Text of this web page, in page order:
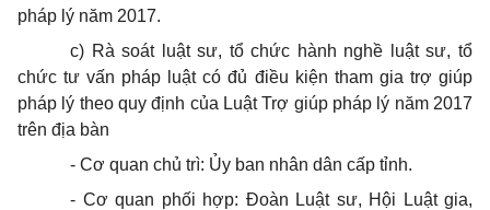
pháp lý năm 2017.
c) Rà soát luật sư, tổ chức hành nghề luật sư, tổ
chức tư vấn pháp luật có đủ điều kiện tham gia trợ giúp
pháp lý theo quy định của Luật Trợ giúp pháp lý năm 2017
trên địa bàn
- Cơ quan chủ trì: Ủy ban nhân dân cấp tỉnh.
- Cơ quan phối hợp: Đoàn Luật sư, Hội Luật gia,